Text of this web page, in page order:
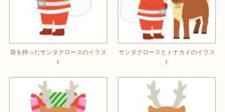
袋を持ったサンタクロースのイラス
ト
サンタクロースとトナカイのイラス
ト